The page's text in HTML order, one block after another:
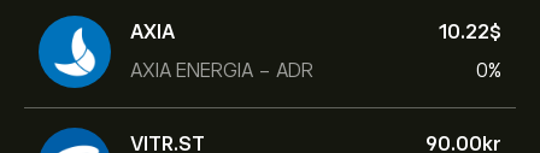
AXIA
AXIA ENERGIA - ADR
10.22‎$‎
0%
VITR.ST
90.00‎kr‎